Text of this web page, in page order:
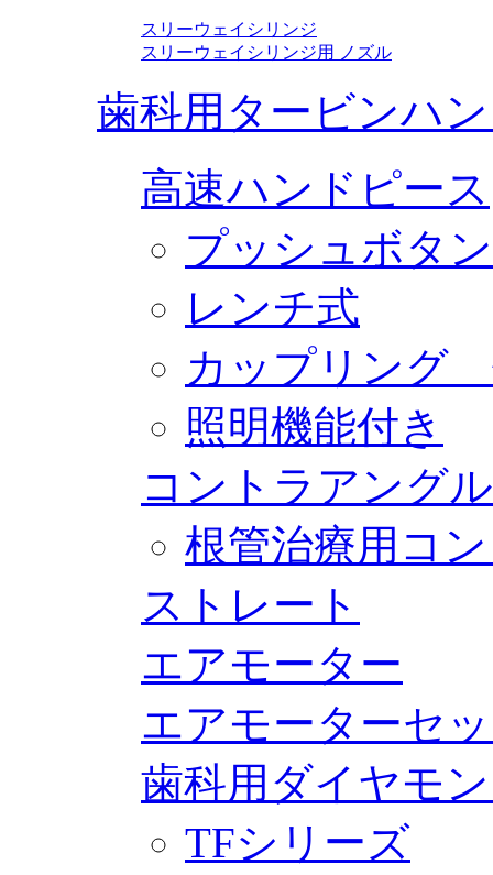
スリーウェイシリンジ
スリーウェイシリンジ用 ノズル
歯科用タービンハ
高速ハンドピース
プッシュボタン
レンチ式
カップリング
照明機能付き
コントラアングル
根管治療用コ
ストレート
エアモーター
エアモーターセ
歯科用ダイヤモ
TFシリーズ